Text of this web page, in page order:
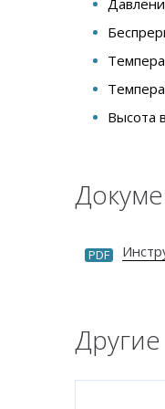
Высота
PDF